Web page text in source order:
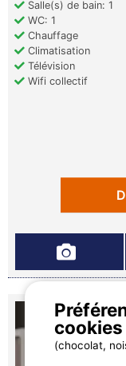
Salle(s) de bain: 1
WC: 1
Chauffage
Climatisation
Télévision
Wifi collectif
cookies
(chocolat,